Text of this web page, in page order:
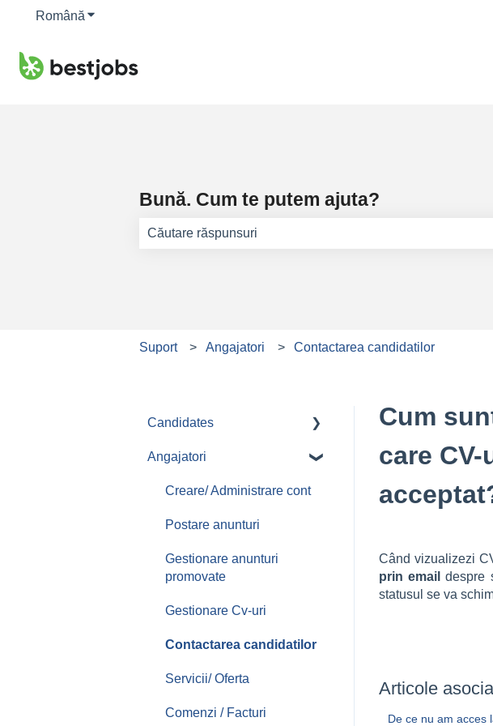
Română Afișare submeniu pentru traduceri
Bună. Cum te putem ajuta?
Suport Angajatori Contactarea candidatilor
Cum
care
Când vizualizezi
prin email despre
statusul se va
Articole
De ce nu am acces
Candidates
Aplicari job-uri
Angajatori
Creare/ Administrare cont
Postare anunturi
Gestionare anunturi
promovate
Gestionare Cv-uri
Contactarea candidatilor
Servicii/ Oferta
Comenzi / Facturi